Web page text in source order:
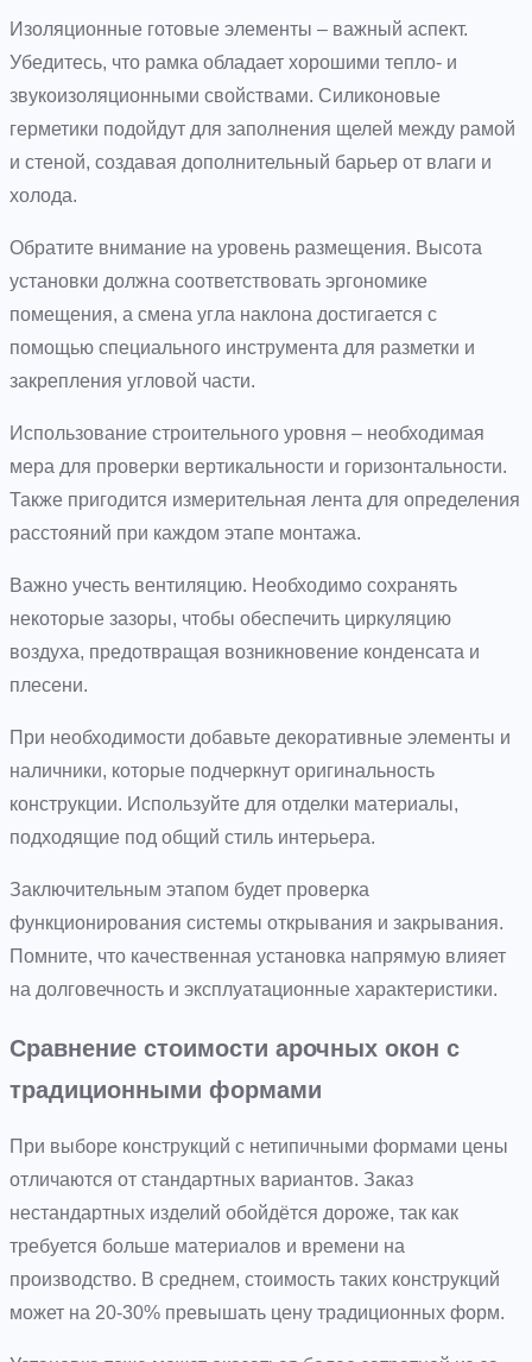
Изоляционные готовые элементы – важный аспект.
Убедитесь, что рамка обладает хорошими тепло- и
звукоизоляционными свойствами. Силиконовые
герметики подойдут для заполнения щелей между рамой
и стеной, создавая дополнительный барьер от влаги и
холода.
Обратите внимание на уровень размещения. Высота
установки должна соответствовать эргономике
помещения, а смена угла наклона достигается с
помощью специального инструмента для разметки и
закрепления угловой части.
Использование строительного уровня – необходимая
мера для проверки вертикальности и горизонтальности.
Также пригодится измерительная лента для определения
расстояний при каждом этапе монтажа.
Важно учесть вентиляцию. Необходимо сохранять
некоторые зазоры, чтобы обеспечить циркуляцию
воздуха, предотвращая возникновение конденсата и
плесени.
При необходимости добавьте декоративные элементы и
наличники, которые подчеркнут оригинальность
конструкции. Используйте для отделки материалы,
подходящие под общий стиль интерьера.
Заключительным этапом будет проверка
функционирования системы открывания и закрывания.
Помните, что качественная установка напрямую влияет
на долговечность и эксплуатационные характеристики.
Сравнение стоимости арочных окон с
традиционными формами
При выборе конструкций с нетипичными формами цены
отличаются от стандартных вариантов. Заказ
нестандартных изделий обойдётся дороже, так как
требуется больше материалов и времени на
производство. В среднем, стоимость таких конструкций
может на 20-30% превышать цену традиционных форм.